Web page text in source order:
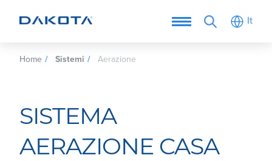
It
Home Sistemi Aerazione
SISTEMA
AERAZIONE CASA